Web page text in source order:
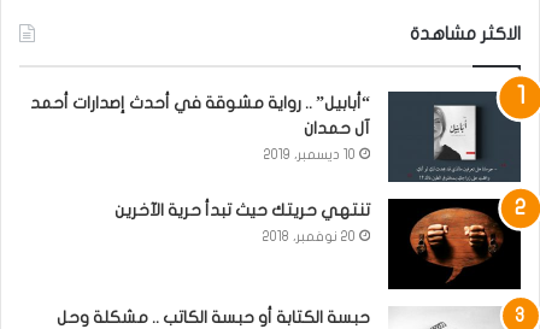
الاكثر مشاهدة
“أبابيل” .. رواية مشوقة في أحدث إصدارات أحمد
آل حمدان
10 ديسمبر، 2019
تنتهي حريتك حيث تبدأ حرية الآخرين
20 نوفمبر، 2018
حبسة الكتابة أو حبسة الكاتب .. مشكلة وحل